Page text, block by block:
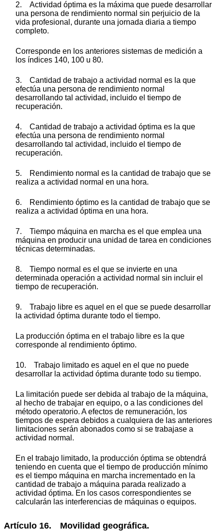
2. Actividad óptima es la máxima que puede desarrollar
una persona de rendimiento normal sin perjuicio de la
vida profesional, durante una jornada diaria a tiempo
completo.
Corresponde en los anteriores sistemas de medición a
los índices 140, 100 u 80.
3. Cantidad de trabajo a actividad normal es la que
efectúa una persona de rendimiento normal
desarrollando tal actividad, incluido el tiempo de
recuperación.
4. Cantidad de trabajo a actividad óptima es la que
efectúa una persona de rendimiento normal
desarrollando tal actividad, incluido el tiempo de
recuperación.
5. Rendimiento normal es la cantidad de trabajo que se
realiza a actividad normal en una hora.
6. Rendimiento óptimo es la cantidad de trabajo que se
realiza a actividad óptima en una hora.
7. Tiempo máquina en marcha es el que emplea una
máquina en producir una unidad de tarea en condiciones
técnicas determinadas.
8. Tiempo normal es el que se invierte en una
determinada operación a actividad normal sin incluir el
tiempo de recuperación.
9. Trabajo libre es aquel en el que se puede desarrollar
la actividad óptima durante todo el tiempo.
La producción óptima en el trabajo libre es la que
corresponde al rendimiento óptimo.
10. Trabajo limitado es aquel en el que no puede
desarrollar la actividad óptima durante todo su tiempo.
La limitación puede ser debida al trabajo de la máquina,
al hecho de trabajar en equipo, o a las condiciones del
método operatorio. A efectos de remuneración, los
tiempos de espera debidos a cualquiera de las anteriores
limitaciones serán abonados como si se trabajase a
actividad normal.
En el trabajo limitado, la producción óptima se obtendrá
teniendo en cuenta que el tiempo de producción mínimo
es el tiempo máquina en marcha incrementado en la
cantidad de trabajo a máquina parada realizado a
actividad óptima. En los casos correspondientes se
calcularán las interferencias de máquinas o equipos.
Artículo 16. Movilidad geográfica.